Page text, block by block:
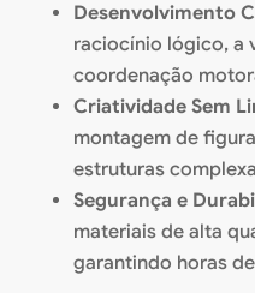
Desenvolvimento
raciocínio lógico, a
coordenação
Criatividade Sem
montagem de
estruturas
Segurança e
materiais de alta
garantindo horas